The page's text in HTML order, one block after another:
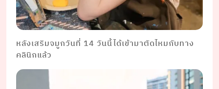
หลังเสริมจมูกวันที่ 14 วันนี้ได้เข้ามาตัดไหมกับทาง
คลินิกแล้ว